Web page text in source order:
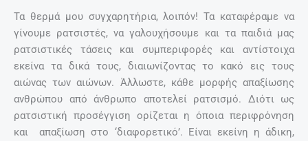
Τα θερμά μου συγχαρητήρια, λοιπόν! Τα καταφέραμε να
γίνουμε ρατσιστές, να γαλουχήσουμε και τα παιδιά μας
ρατσιστικές τάσεις και συμπεριφορές και αντίστοιχα
εκείνα τα δικά τους, διαιωνίζοντας το κακό εις τους
αιώνας των αιώνων. Άλλωστε, κάθε μορφής απαξίωσης
ανθρώπου από άνθρωπο αποτελεί ρατσισμό. Διότι ως
ρατσιστική προσέγγιση ορίζεται η όποια περιφρόνηση
και απαξίωση στο ‘διαφορετικό’. Είναι εκείνη η άδικη,